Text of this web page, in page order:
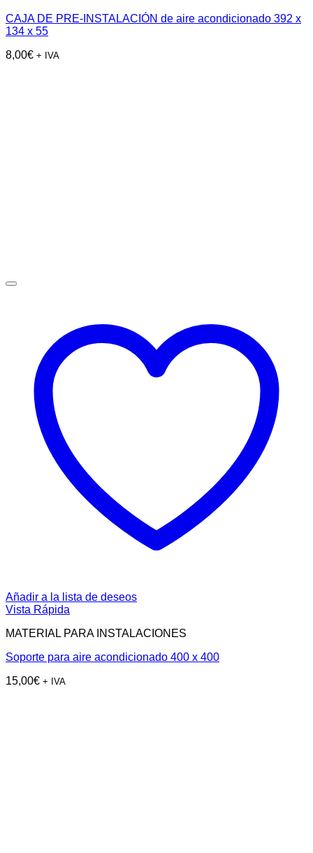
CAJA DE PRE-INSTALACIÓN de aire acondicionado 392 x
134 x 55
8,00€ + IVA
Añadir a la lista de deseos
Vista Rápida
MATERIAL PARA INSTALACIONES
Soporte para aire acondicionado 400 x 400
15,00€ + IVA